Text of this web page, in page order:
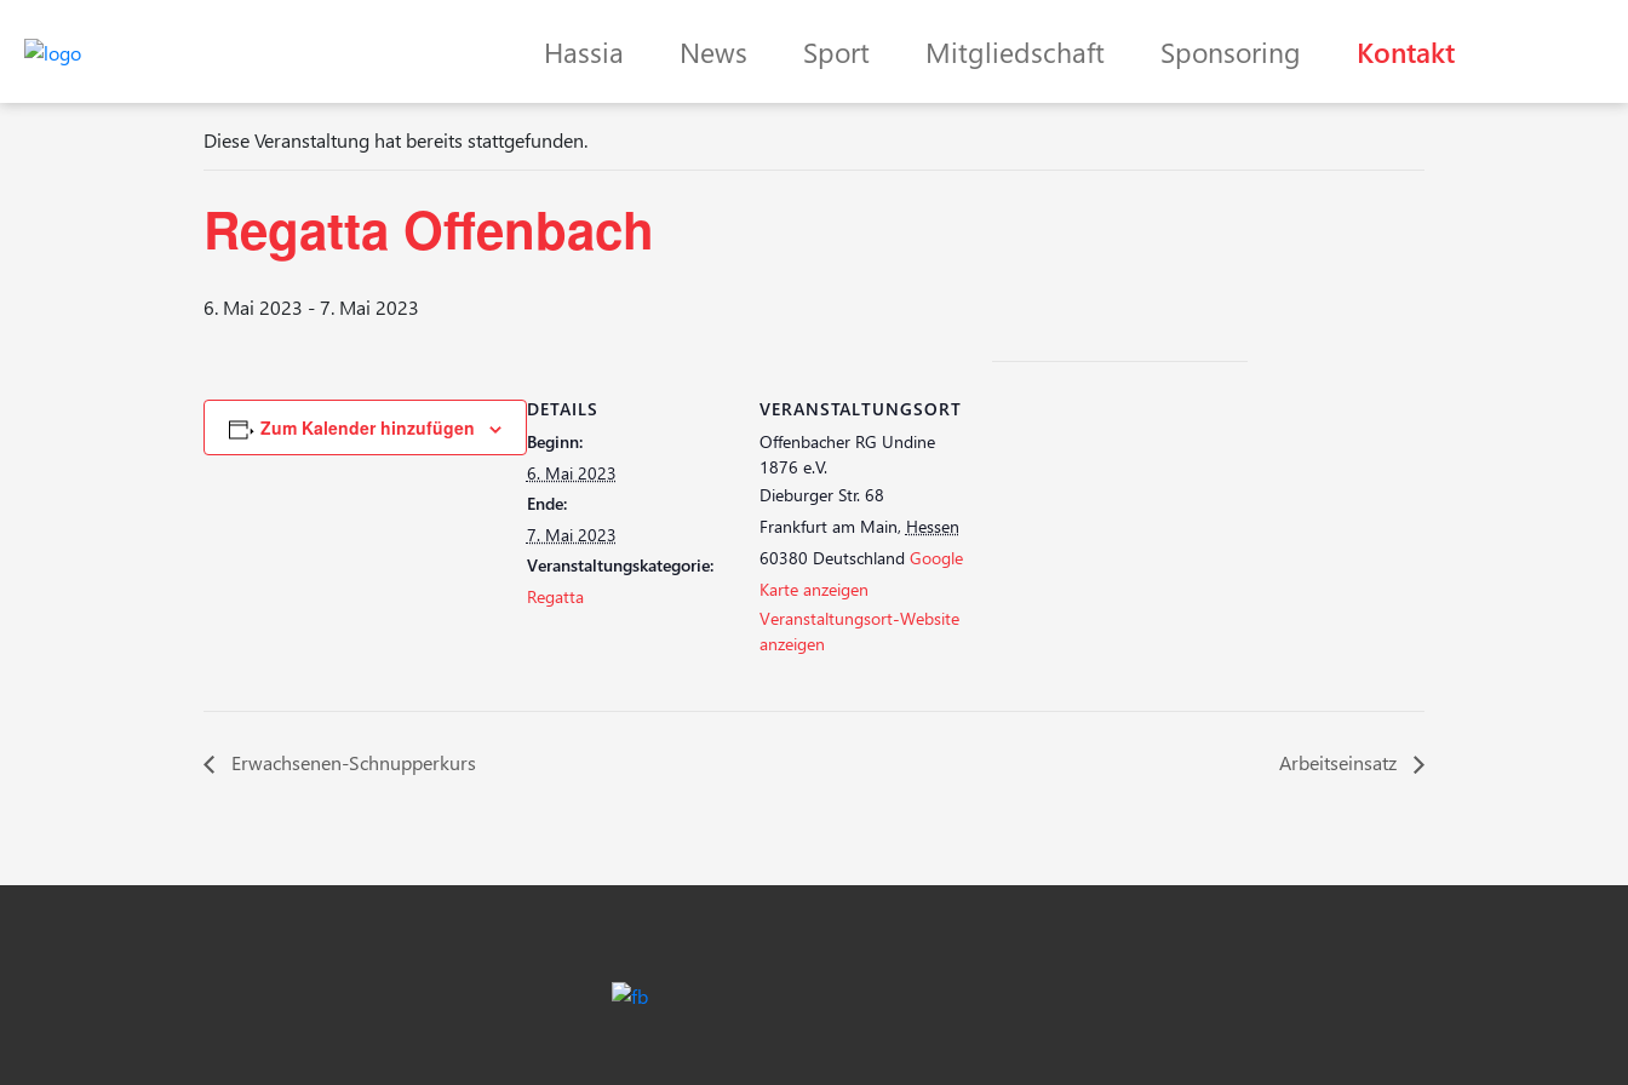
Hassia News Sport Mitgliedschaft Sponsoring Kontakt
Diese Veranstaltung hat bereits stattgefunden.
Regatta Offenbach
6. Mai 2023 -7. Mai 2023
Zum Kalender hinzufügen
DETAILS
Beginn:
6. Mai 2023
Ende:
7. Mai 2023
Veranstaltungskategorie:
Regatta
VERANSTALTUNGSORT
Offenbacher RG Undine
1876 e.V.
Dieburger Str. 68
Frankfurt am Main, Hessen
60380 Deutschland Google
Karte anzeigen
Veranstaltungsort-Website
anzeigen
Erwachsenen-Schnupperkurs Arbeitseinsatz